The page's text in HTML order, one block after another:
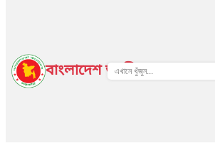
বাংলাদেশ জাতীয় তথ্য বাতায়ন